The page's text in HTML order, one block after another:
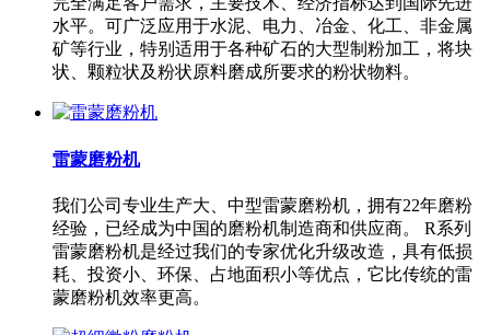
水平。可广泛应用于水泥、电力、冶金、化工、非金属
矿等行业，特别适用于各种矿石的大型制粉加工，将块
状、颗粒状及粉状原料磨成所要求的粉状物料。
雷蒙磨粉机
我们公司专业生产大、中型雷蒙磨粉机，拥有22年磨粉
经验，已经成为中国的磨粉机制造商和供应商。 R系列
雷蒙磨粉机是经过我们的专家优化升级改造，具有低损
耗、投资小、环保、占地面积小等优点，它比传统的雷
蒙磨粉机效率更高。